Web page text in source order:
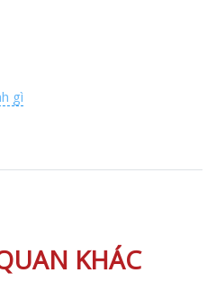
gì
KHÁC